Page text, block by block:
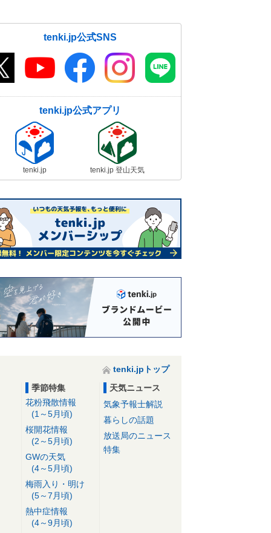
tenki.jp公式SNS
tenki.jp公式アプリ
tenki.jp tenki.jp 登山天気
tenki.jpトップ
季節特集
花粉飛散情報
(1～5月頃)
桜開花情報
(2～5月頃)
GWの天気
(4～5月頃)
梅雨入り・明け
(5～7月頃)
熱中症情報
(4～9月頃)
天気ニュース
気象予報士解説
暮らしの話題
放送局のニュース
特集